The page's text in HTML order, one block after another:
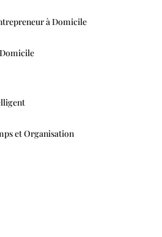
à Domicile
et Organisation